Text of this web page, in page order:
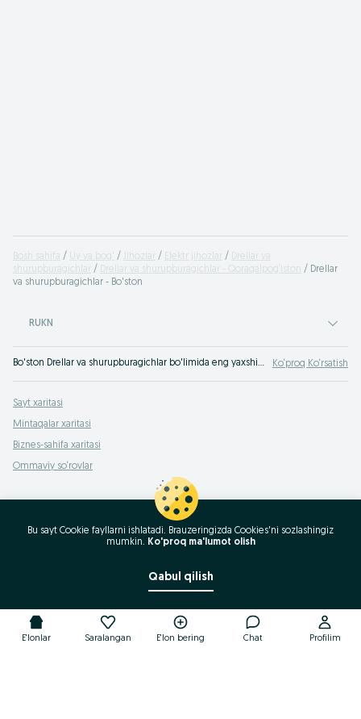
Bosh sahifa Uy va bog' Jihozlar Elektr jihozlar
Drellar va
shurupburagichlar
Drellar va shurupburagichlar - Qoraqalpog‘iston
Drellar
va shurupburagichlar - Bo'ston
RUKN
Bo'ston Drellar va shurupburagichlar bo'limida eng yaxshi takliflar. OLXda hamyonbop narxlarda mahsulot va xizmatlarning katta tanlovi! OLX.uz da ko'plab takliflar! Ko‘proq Ko‘rsatish
Sayt xaritasi
Mintaqalar xaritasi
Biznes-sahifa xaritasi
Ommaviy so‘rovlar
E'lonlar Saralangan E'lon bering Chat Profilim
Bu sayt Cookie fayllarni ishlatadi. Brauzeringizda Cookies'ni sozlashingiz
mumkin. Ko'proq ma'lumot olish
Qabul qilish